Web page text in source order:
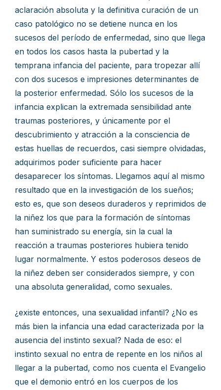
aclaración absoluta y la definitiva curación de un
caso patológico no se detiene nunca en los
sucesos del período de enfermedad, sino que llega
en todos los casos hasta la pubertad y la
temprana infancia del paciente, para tropezar allí
con dos sucesos e impresiones determinantes de
la posterior enfermedad. Sólo los sucesos de la
infancia explican la extremada sensibilidad ante
traumas posteriores, y únicamente por el
descubrimiento y atracción a la consciencia de
estas huellas de recuerdos, casi siempre olvidadas,
adquirimos poder suficiente para hacer
desaparecer los síntomas. Llegamos aquí al mismo
resultado que en la investigación de los sueños;
esto es, que son deseos duraderos y reprimidos de
la niñez los que para la formación de síntomas
han suministrado su energía, sin la cual la
reacción a traumas posteriores hubiera tenido
lugar normalmente. Y estos poderosos deseos de
la niñez deben ser considerados siempre, y con
una absoluta generalidad, como sexuales.
¿existe entonces, una sexualidad infantil? ¿No es
más bien la infancia una edad caracterizada por la
ausencia del instinto sexual? Nada de eso: el
instinto sexual no entra de repente en los niños al
llegar a la pubertad, como nos cuenta el Evangelio
que el demonio entró en los cuerpos de los